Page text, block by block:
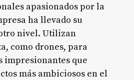
apasionados por la
ha llevado su
nivel. Utilizan
como drones, para
impresionantes que
más ambiciosos en el